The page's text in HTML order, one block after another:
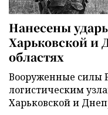
Нанесены
Харьковской и
областях
Вооруженные силы
логистическим
Харьковской и